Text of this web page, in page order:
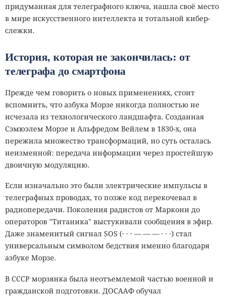
придуманная для телеграфного ключа, нашла своё место
в мире искусственного интеллекта и тотальной кибер-
слежки.
История, которая не закончилась: от
телеграфа до смартфона
Прежде чем говорить о новых применениях, стоит
вспомнить, что азбука Морзе никогда полностью не
исчезала из технологического ландшафта. Созданная
Сэмюэлем Морзе и Альфредом Вейлем в 1830-х, она
пережила множество трансформаций, но суть осталась
неизменной: передача информации через простейшую
двоичную модуляцию.
Если изначально это были электрические импульсы в
телеграфных проводах, то позже код перекочевал в
радиопередачи. Поколения радистов от Маркони до
операторов "Титаника" выстукивали сообщения в эфир.
Даже знаменитый сигнал SOS (· · · — — — · · ·) стал
универсальным символом бедствия именно благодаря
азбуке Морзе.
В СССР морзянка была неотъемлемой частью военной и
гражданской подготовки. ДОСААФ обучал